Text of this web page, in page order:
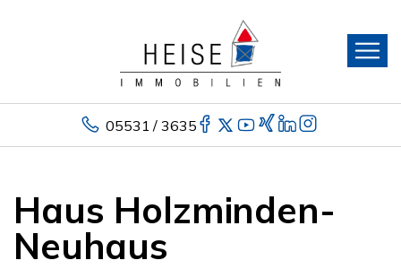
05531 / 3635
Haus Holzminden-
Neuhaus